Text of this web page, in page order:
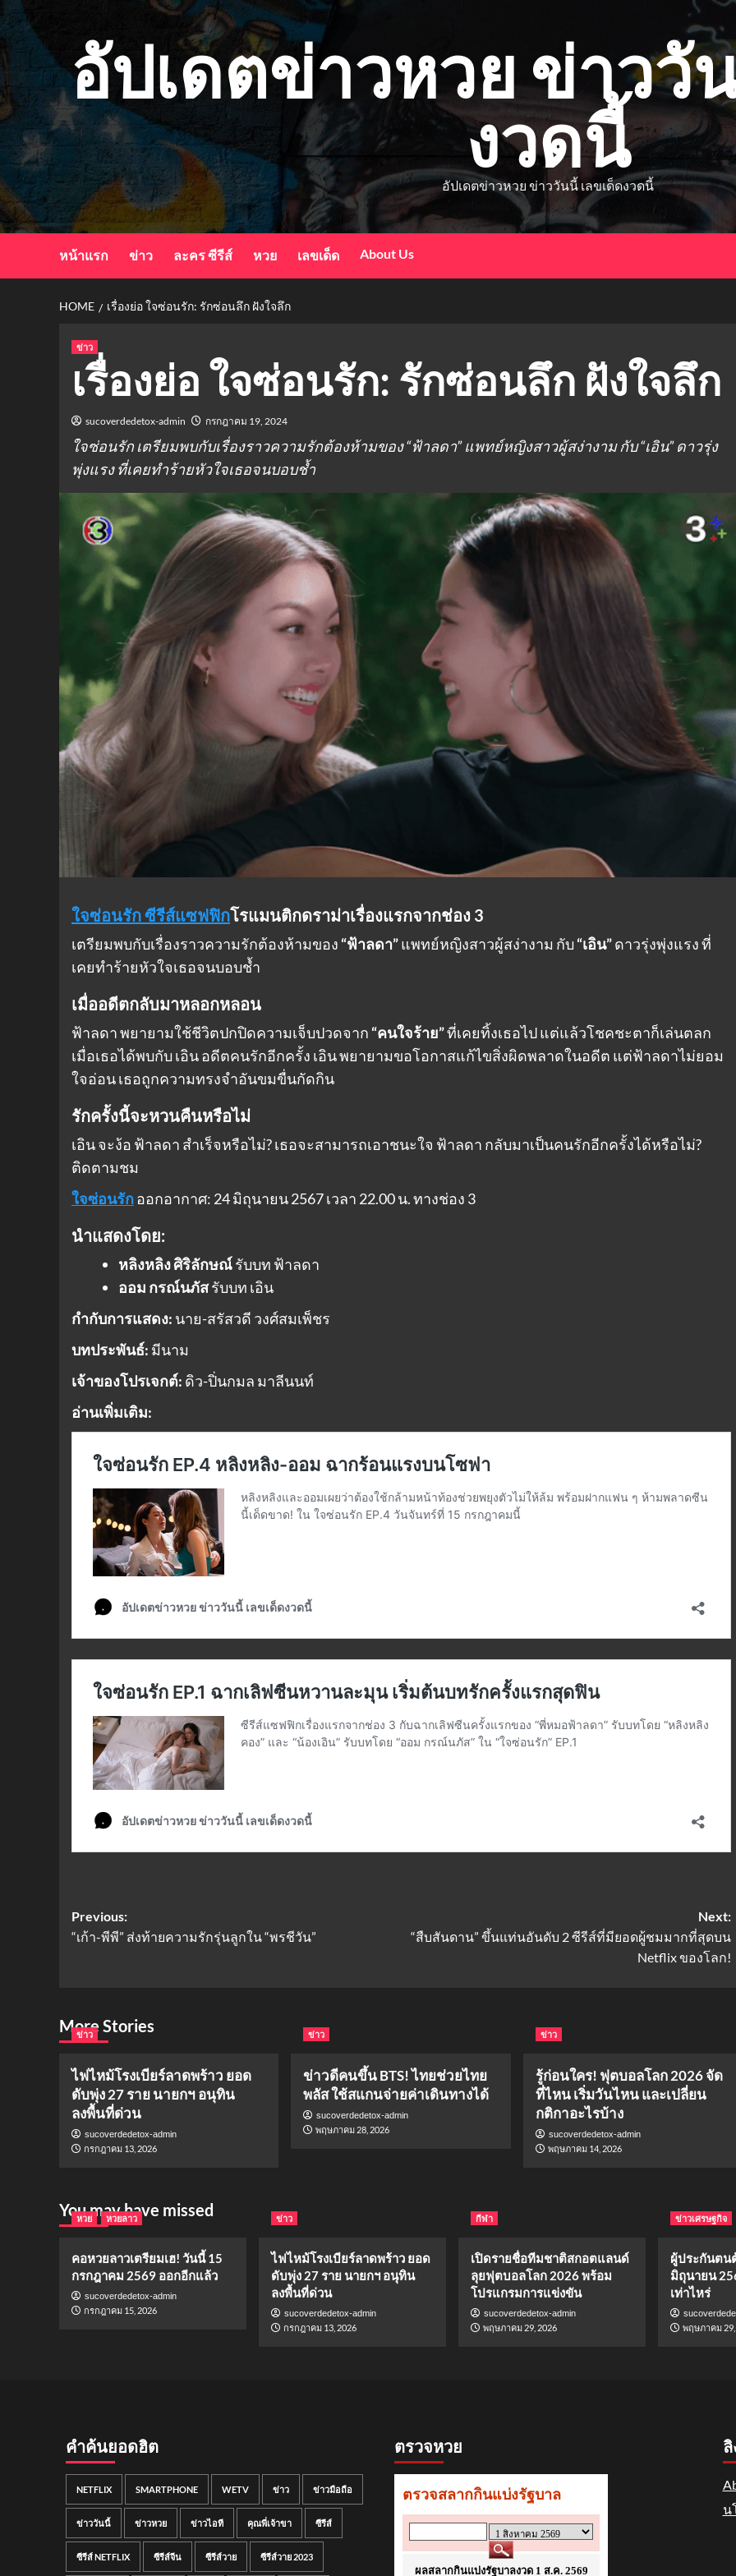
content
อัปเดตข่าวหวย ข่าววั
งวดนี้
อัปเดตข่าวหวย ข่าววันนี้ เลขเด็ดงวดนี้
หน้าแรก ข่าว ละคร ซีรีส์ หวย เลขเด็ด About Us
HOME เรื่องย่อ ใจซ่อนรัก: รักซ่อนลึก ฝังใจลึก
ข่าว
เรื่องย่อ ใจซ่อนรัก: รักซ่อนลึก ฝังใจลึก
sucoverdedetox-admin กรกฎาคม 19, 2024
ใจซ่อนรัก เตรียมพบกับเรื่องราวความรักต้องห้ามของ “ฟ้าลดา” แพทย์หญิงสาวผู้สง่างาม กับ “เอิน” ดาวรุ่ง
พุ่งแรง ที่เคยทำร้ายหัวใจเธอจนบอบช้ำ
ใจซ่อนรัก ซีรีส์แซฟฟิกโรแมนติกดราม่าเรื่องแรกจากช่อง 3
เตรียมพบกับเรื่องราวความรักต้องห้ามของ “ฟ้าลดา”แพทย์หญิงสาวผู้สง่างาม กับ“เอิน”ดาวรุ่งพุ่งแรง ที่
เคยทำร้ายหัวใจเธอจนบอบช้ำ
เมื่ออดีตกลับมาหลอกหลอน
ฟ้าลดา พยายามใช้ชีวิตปกปิดความเจ็บปวดจาก “คนใจร้าย”ที่เคยทิ้งเธอไป แต่แล้วโชคชะตาก็เล่นตลก
เมื่อเธอได้พบกับ เอิน อดีตคนรักอีกครั้ง เอิน พยายามขอโอกาสแก้ไขสิ่งผิดพลาดในอดีต แต่ฟ้าลดาไม่ยอม
ใจอ่อน เธอถูกความทรงจำอันขมขื่นกัดกิน
รักครั้งนี้จะหวนคืนหรือไม่
เอิน จะง้อ ฟ้าลดา สำเร็จหรือไม่? เธอจะสามารถเอาชนะใจ ฟ้าลดา กลับมาเป็นคนรักอีกครั้งได้หรือไม่?
ติดตามชม
ใจซ่อนรักออกอากาศ: 24 มิถุนายน 2567 เวลา 22.00 น. ทางช่อง 3
นำแสดงโดย:
หลิงหลิง ศิริลักษณ์รับบท ฟ้าลดา
ออม กรณ์นภัสรับบท เอิน
กำกับการแสดง: นาย-สรัสวดี วงศ์สมเพ็ชร
บทประพันธ์: มีนาม
เจ้าของโปรเจกต์: ดิว-ปิ่นกมล มาลีนนท์
อ่านเพิ่มเติม:
Post
navigation
Previous:
“เก้า-พีพี” ส่งท้ายความรักรุ่นลูกใน “พรชีวัน”
Next:
“สืบสันดาน” ขึ้นแท่นอันดับ 2 ซีรีส์ที่มียอดผู้ชมมากที่สุดบน
Netflix ของโลก!
More Stories
ข่าว
ไฟไหม้โรงเบียร์ลาดพร้าว ยอด
ดับพุ่ง 27 ราย นายกฯ อนุทิน
ลงพื้นที่ด่วน
sucoverdedetox-admin
กรกฎาคม 13, 2026
ข่าว
ข่าวดีคนขึ้น BTS! ไทยช่วยไทย
พลัส ใช้สแกนจ่ายค่าเดินทางได้
sucoverdedetox-admin
พฤษภาคม 28, 2026
ข่าว
รู้ก่อนใคร! ฟุตบอลโลก 2026 จัด
ที่ไหน เริ่มวันไหน และเปลี่ยน
กติกาอะไรบ้าง
sucoverdedetox-admin
พฤษภาคม 14, 2026
You may have missed
หวย หวยลาว
คอหวยลาวเตรียมเฮ! วันนี้ 15
กรกฎาคม 2569 ออกอีกแล้ว
sucoverdedetox-admin
กรกฎาคม 15, 2026
ข่าว
ไฟไหม้โรงเบียร์ลาดพร้าว ยอด
ดับพุ่ง 27 ราย นายกฯ อนุทิน
ลงพื้นที่ด่วน
sucoverdedetox-admin
กรกฎาคม 13, 2026
กีฬา
เปิดรายชื่อทีมชาติสกอตแลนด์
ลุยฟุตบอลโลก 2026 พร้อม
โปรแกรมการแข่งขัน
sucoverdedetox-admin
พฤษภาคม 29, 2026
ข่าวเศรษฐกิจ
ผู้ประกันตน
มิถุนายน
เท่าไหร่
พฤษภาคม 29,
คำค้นยอดฮิต
NETFLIX SMARTPHONE WETV ข่าว ข่าวมือถือ
ข่าววันนี้ ข่าวหวย ข่าวไอที คุณพี่เจ้าขา ซีรีส์
ซีรีส์ NETFLIX ซีรีส์จีน ซีรีส์วาย ซีรีส์วาย 2023
ตรวจหวย
น